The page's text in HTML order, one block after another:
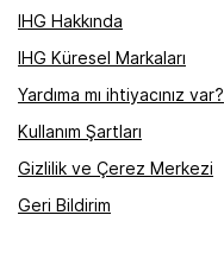
IHG Hakkında
IHG Küresel Markaları
Yardıma mı ihtiyacınız var?
Kullanım Şartları
Gizlilik ve Çerez Merkezi
Geri Bildirim